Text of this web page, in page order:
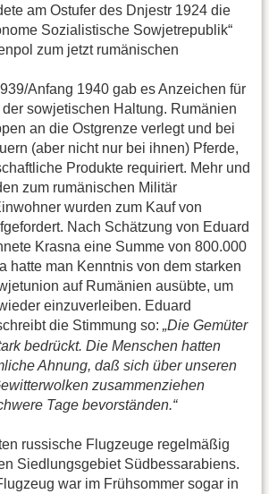
am Ostufer des Dnjestr 1924 die
Sozialistische Sowjetrepublik“
zum jetzt rumänischen
Anfang 1940 gab es Anzeichen für
sowjetischen Haltung. Rumänien
an die Ostgrenze verlegt und bei
(aber nicht nur bei ihnen) Pferde,
Produkte requiriert. Mehr und
zum rumänischen Militär
wurden zum Kauf von
Nach Schätzung von Eduard
Krasna eine Summe von 800.000
hatte man Kenntnis von dem starken
auf Rumänien ausübte, um
einzuverleiben. Eduard
die Stimmung so: „Die Gemüter
bedrückt. Die Menschen hatten
Ahnung, daß sich über unseren
zusammenziehen
Tage bevorständen.“
russische Flugzeuge regelmäßig
Siedlungsgebiet Südbessarabiens.
war im Frühsommer sogar in